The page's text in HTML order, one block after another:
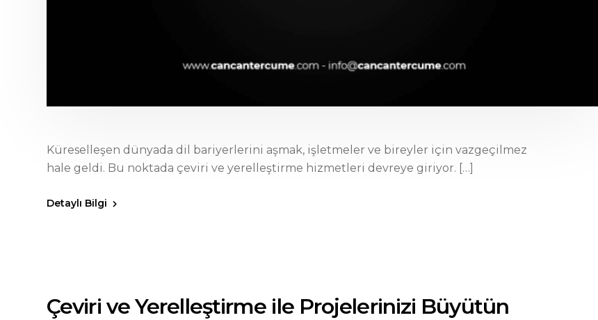
Küreselleşen dünyada dil bariyerlerini aşmak, işletmeler ve bireyler için vazgeçilmez
hale geldi. Bu noktada çeviri ve yerelleştirme hizmetleri devreye giriyor. […]
Detaylı Bilgi
Çeviri ve Yerelleştirme ile Projelerinizi Büyütün